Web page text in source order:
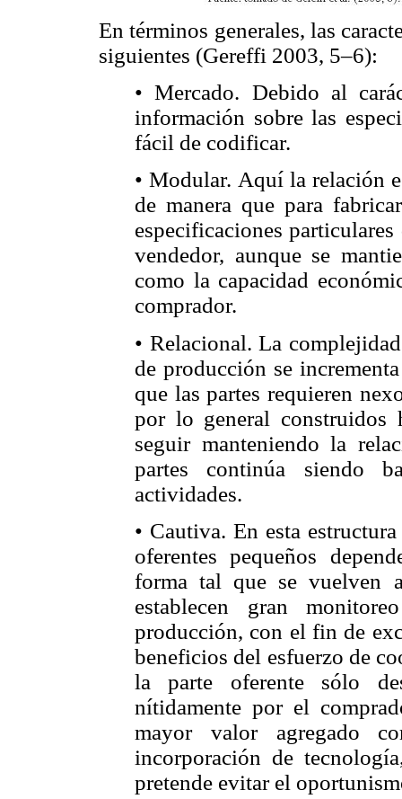
En términos generales, las
siguientes (Gereffi 2003, 5–6):
• Mercado. Debido al
información sobre las
fácil de codificar.
• Modular. Aquí la relación
de manera que para
especificaciones
vendedor, aunque se
como la capacidad
comprador.
• Relacional. La
de producción se
que las partes requieren
por lo general construidos
seguir manteniendo la
partes continúa siendo
actividades.
• Cautiva. En esta
oferentes pequeños
forma tal que se vuelven
establecen gran
producción, con el fin de
beneficios del esfuerzo de
la parte oferente sólo
nítidamente por el
mayor valor agregado
incorporación de
pretende evitar el